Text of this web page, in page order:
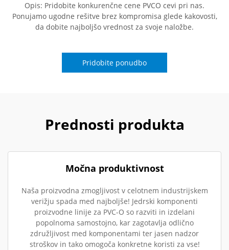
Opis: Pridobite konkurenčne cene PVCO cevi pri nas.
Ponujamo ugodne rešitve brez kompromisa glede kakovosti,
da dobite najboljšo vrednost za svoje naložbe.
Pridobite ponudbo
Prednosti produkta
Močna produktivnost
Naša proizvodna zmogljivost v celotnem industrijskem
verižju spada med najboljše! Jedrski komponenti
proizvodne linije za PVC-O so razviti in izdelani
popolnoma samostojno, kar zagotavlja odlično
združljivost med komponentami ter jasen nadzor
stroškov in tako omogoča konkretne koristi za vse!